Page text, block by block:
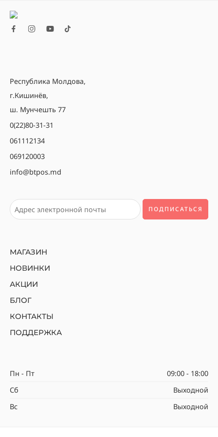
Республика Молдова,
г.Кишинёв,
ш. Мунчешть 77
0(22)80-31-31
061112134
069120003
info@btpos.md
МАГАЗИН
НОВИНКИ
АКЦИИ
БЛОГ
КОНТАКТЫ
ПОДДЕРЖКА
Пн - Пт
09:00 - 18:00
Сб
Выходной
Вс
Выходной